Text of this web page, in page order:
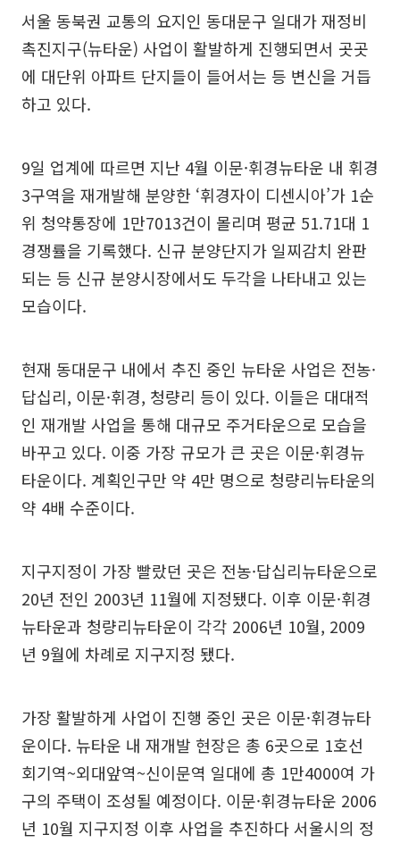
서울 동북권 교통의 요지인 동대문구 일대가 재정비
촉진지구(뉴타운) 사업이 활발하게 진행되면서 곳곳
에 대단위 아파트 단지들이 들어서는 등 변신을 거듭
하고 있다.
9일 업계에 따르면 지난 4월 이문·휘경뉴타운 내 휘경
3구역을 재개발해 분양한 ‘휘경자이 디센시아’가 1순
위 청약통장에 1만7013건이 몰리며 평균 51.71대 1
경쟁률을 기록했다. 신규 분양단지가 일찌감치 완판
되는 등 신규 분양시장에서도 두각을 나타내고 있는
모습이다.
현재 동대문구 내에서 추진 중인 뉴타운 사업은 전농·
답십리, 이문·휘경, 청량리 등이 있다. 이들은 대대적
인 재개발 사업을 통해 대규모 주거타운으로 모습을
바꾸고 있다. 이중 가장 규모가 큰 곳은 이문·휘경뉴
타운이다. 계획인구만 약 4만 명으로 청량리뉴타운의
약 4배 수준이다.
지구지정이 가장 빨랐던 곳은 전농·답십리뉴타운으로
20년 전인 2003년 11월에 지정됐다. 이후 이문·휘경
뉴타운과 청량리뉴타운이 각각 2006년 10월, 2009
년 9월에 차례로 지구지정 됐다.
가장 활발하게 사업이 진행 중인 곳은 이문·휘경뉴타
운이다. 뉴타운 내 재개발 현장은 총 6곳으로 1호선
회기역~외대앞역~신이문역 일대에 총 1만4000여 가
구의 주택이 조성될 예정이다. 이문·휘경뉴타운 2006
년 10월 지구지정 이후 사업을 추진하다 서울시의 정